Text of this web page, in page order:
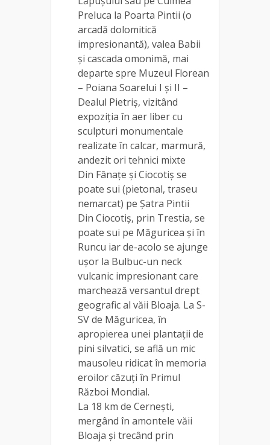
Preluca la Poarta Pintii (o
arcadă dolomitică
impresionantă), valea Babii
și cascada omonimă, mai
departe spre Muzeul Florean
– Poiana Soarelui I și II –
Dealul Pietriș, vizitând
expoziția în aer liber cu
sculpturi monumentale
realizate în calcar, marmură,
andezit ori tehnici mixte
Din Fânațe și Ciocotiș se
poate sui (pietonal, traseu
nemarcat) pe Șatra Pintii
Din Ciocotiș, prin Trestia, se
poate sui pe Măguricea și în
Runcu iar de-acolo se ajunge
ușor la Bulbuc-un neck
vulcanic impresionant care
marchează versantul drept
geografic al văii Bloaja. La S-
SV de Măguricea, în
apropierea unei plantații de
pini silvatici, se află un mic
mausoleu ridicat în memoria
eroilor căzuți în Primul
Război Mondial.
La 18 km de Cernești,
mergând în amontele văii
Bloaja și trecând prin